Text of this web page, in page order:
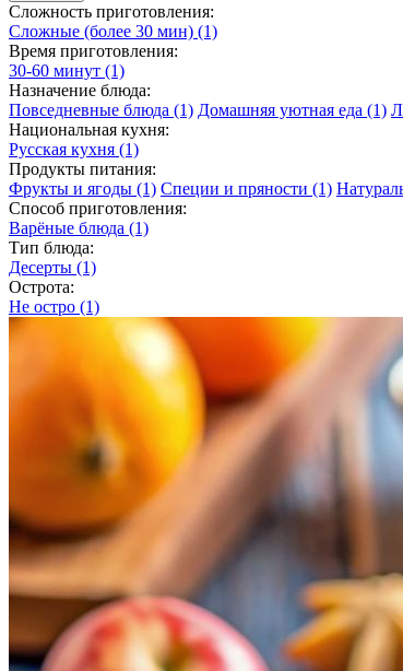
Сложность приготовления:
Сложные (более 30 мин) (1)
Время приготовления:
30-60 минут (1)
Назначение блюда:
Повседневные блюда (1) Домашняя уютная еда (1)
Национальная кухня:
Русская кухня (1)
Продукты питания:
Фрукты и ягоды (1) Специи и пряности (1)
Способ приготовления:
Варёные блюда (1)
Тип блюда:
Десерты (1)
Острота:
Не остро (1)